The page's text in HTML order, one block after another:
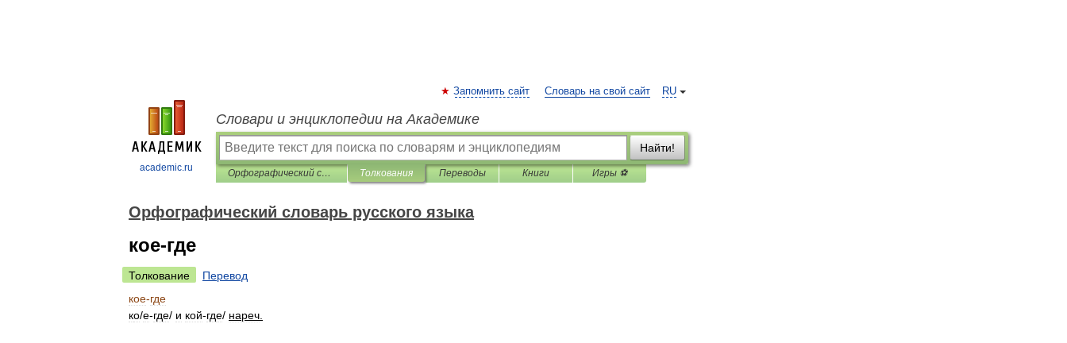
academic.ru
RU
Запомнить сайт Словарь на свой сайт
Словари и энциклопедии на Академике
Найти!
Орфографический словарь русского языка Толкования Переводы Книги Игры ⚽
Орфографический словарь русского языка
кое-где
Толкование
Перевод
кое-где
ко/е-где/ и кой-где/ нареч